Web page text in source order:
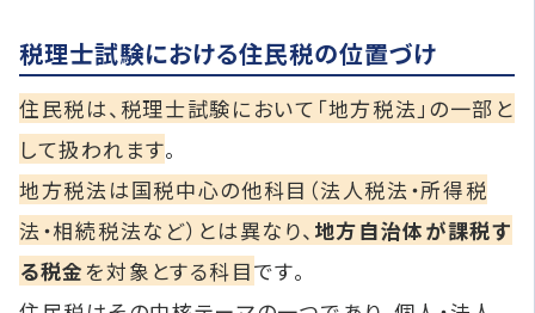
税理士試験における住民税の位置づけ
住民税は、税理士試験において「地方税法」の一部と
して扱われます。
地方税法は国税中心の他科目（法人税法・所得税
法・相続税法など）とは異なり、 地方自治体が課税す
る税金を対象とする科目です。